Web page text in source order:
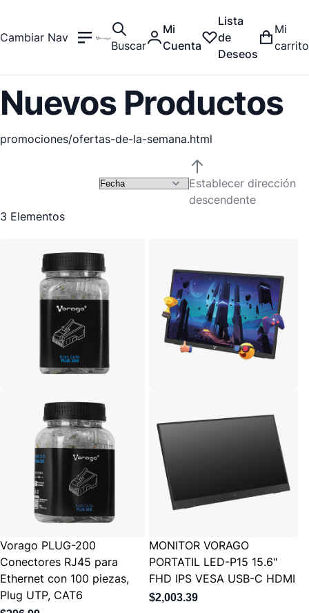
Cambiar Nav
Buscar
Mi
Cuenta
Lista
de
Deseos
Mi
carrito
Nuevos Productos
promociones/ofertas-de-la-semana.html
3 Elementos
Establecer dirección
descendente
Vorago PLUG-200
Conectores RJ45 para
Ethernet con 100 piezas,
Plug UTP, CAT6
MONITOR VORAGO
PORTATIL LED-P15 15.6"
FHD IPS VESA USB-C HDMI
$2,003.39